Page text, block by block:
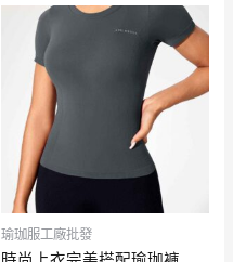
分
瑜珈服工廠批發